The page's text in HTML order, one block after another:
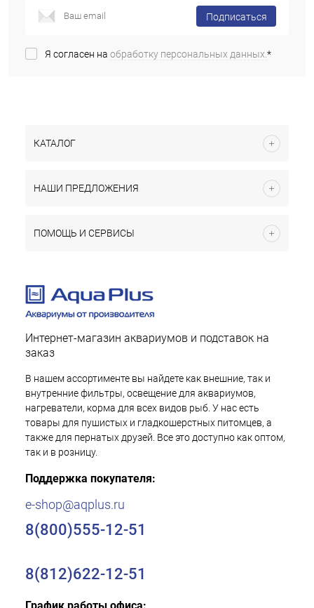
Подписаться
Я согласен на обработку персональных данных.*
КАТАЛОГ
НАШИ ПРЕДЛОЖЕНИЯ
ПОМОЩЬ И СЕРВИСЫ
Интернет-магазин аквариумов и подставок на
заказ
В нашем ассортименте вы найдете как внешние, так и
внутренние фильтры, освещение для аквариумов,
нагреватели, корма для всех видов рыб. У нас есть
товары для пушистых и гладкошерстных питомцев, а
также для пернатых друзей. Все это доступно как оптом,
так и в розницу.
Поддержка покупателя:
e-shop@aqplus.ru
8(800)555-12-51
8(812)622-12-51